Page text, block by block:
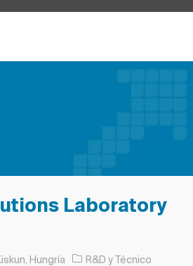
Laboratory
Hungría Categoría
R&D y Técnico